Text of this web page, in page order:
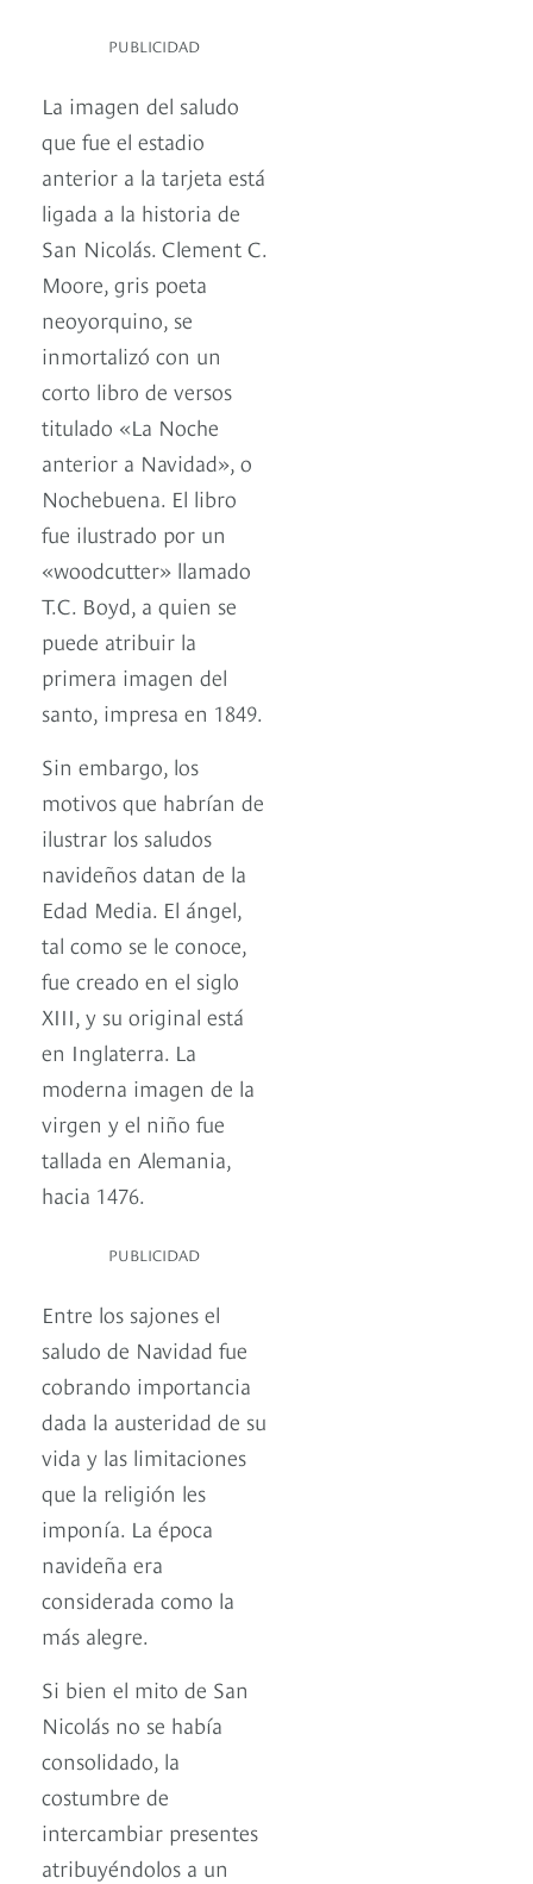
PUBLICIDAD
La imagen del saludo
que fue el estadio
anterior a la tarjeta está
ligada a la historia de
San Nicolás. Clement C.
Moore, gris poeta
neoyorquino, se
inmortalizó con un
corto libro de versos
titulado «La Noche
anterior a Navidad», o
Nochebuena. El libro
fue ilustrado por un
«woodcutter» llamado
T.C. Boyd, a quien se
puede atribuir la
primera imagen del
santo, impresa en 1849.
Sin embargo, los
motivos que habrían de
ilustrar los saludos
navideños datan de la
Edad Media. El ángel,
tal como se le conoce,
fue creado en el siglo
XIII, y su original está
en Inglaterra. La
moderna imagen de la
virgen y el niño fue
tallada en Alemania,
hacia 1476.
PUBLICIDAD
Entre los sajones el
saludo de Navidad fue
cobrando importancia
dada la austeridad de su
vida y las limitaciones
que la religión les
imponía. La época
navideña era
considerada como la
más alegre.
Si bien el mito de San
Nicolás no se había
consolidado, la
costumbre de
intercambiar presentes
atribuyéndolos a un